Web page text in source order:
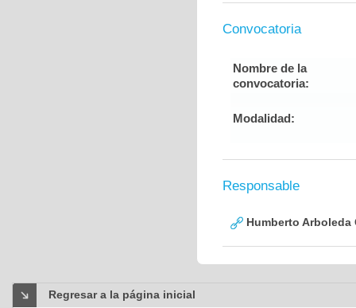
Convocatoria
Nombre de la
convocatoria:
Modalidad:
Responsable
Humberto Arboleda
Regresar a la página inicial